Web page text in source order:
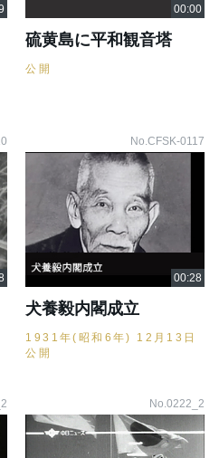
硫黄島に平和観音塔
公開
No.CFSK-0117
犬養毅内閣成立
1931年(昭和6年) 12月13日
公開
No.0222_2